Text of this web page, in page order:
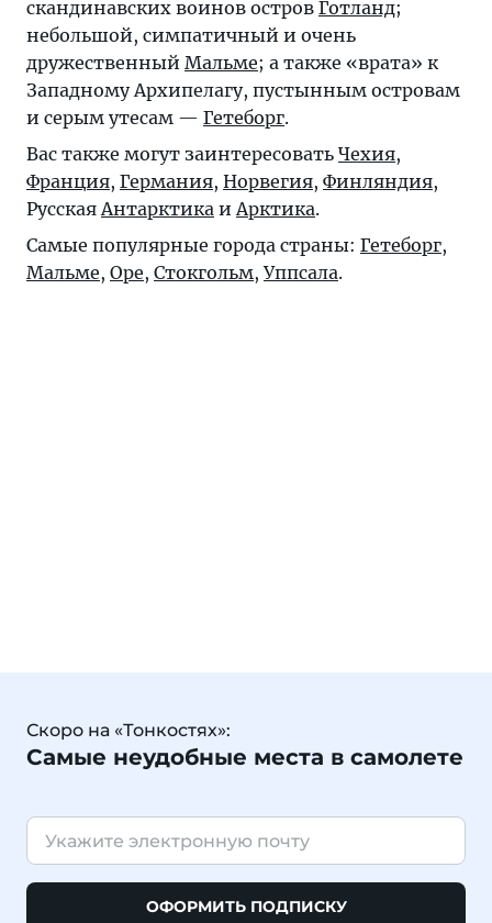
скандинавских воинов остров Готланд;
небольшой, симпатичный и очень
дружественный Мальме; а также «врата» к
Западному Архипелагу, пустынным островам
и серым утесам — Гетеборг.
Вас также могут заинтересовать Чехия,
Франция, Германия, Норвегия, Финляндия,
РусскаяАнтарктика иАрктика.
Самые популярные города страны: Гетеборг,
Мальме, Оре, Стокгольм, Уппсала.
Скоро на «Тонкостях»:
Самые неудобные места в самолете
ОФОРМИТЬ ПОДПИСКУ